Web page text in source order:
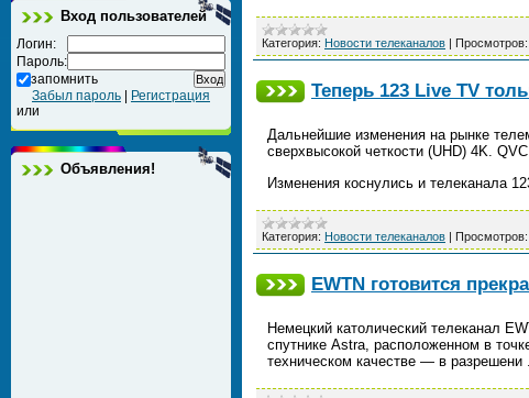
Вход пользователей
Логин:
Пароль:
запомнить
Забыл пароль
Регистрация
или
Объявления!
Категория: Новости телеканалов | Просмотров:
Теперь 123 Live TV
Дальнейшие изменения на рынке
сверхвысокой четкости (UHD) 4K.
Изменения коснулись и телеканала
Категория: Новости телеканалов | Просмотров:
EWTN готовится
Немецкий католический телеканал
спутнике Astra, расположенном в
техническом качестве — в разрешени